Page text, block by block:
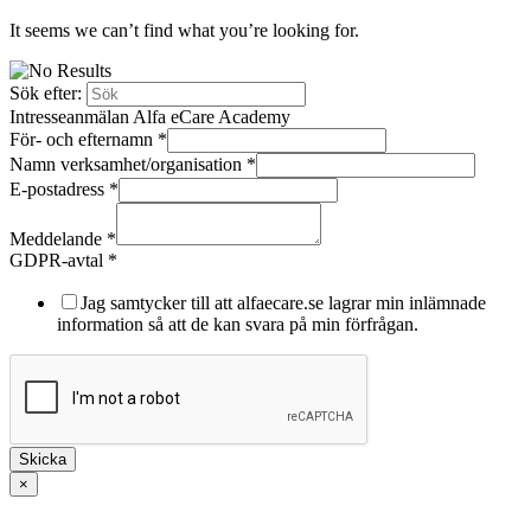
It seems we can’t find what you’re looking for.
Sök efter:
Intresseanmälan Alfa eCare Academy
För- och efternamn *
Namn verksamhet/organisation *
E-postadress *
GDPR-
avtal
Meddelande *
GDPR-avtal *
Jag samtycker till att alfaecare.se lagrar min inlämnade
information så att de kan svara på min förfrågan.
Skicka
×